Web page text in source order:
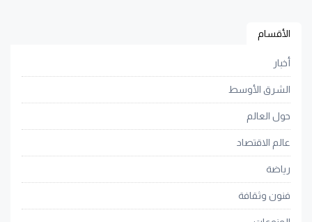
الأقسام
أخبار
الشرق الأوسط
حول العالم
عالم الاقتصاد
رياضة
فنون وثقافة